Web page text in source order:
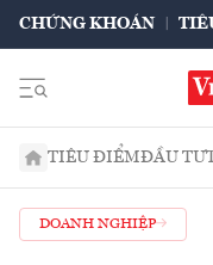
CHỨNG KHOÁN
TIÊU ĐIỂMĐẦU TƯ
DOANH NGHIỆP